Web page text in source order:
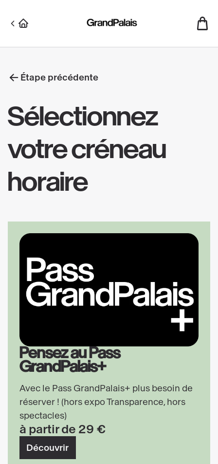
principal
Étape précédente
Sélectionnez
votre créneau
horaire
Pensez au Pass
GrandPalais+
Avec le Pass GrandPalais+ plus besoin de
réserver ! (hors expo Transparence, hors
spectacles)
à partir de 29 €
Découvrir